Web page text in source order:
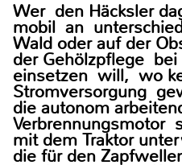
Wer den Häcksler
mobil an
Wald oder auf der
der Gehölzpflege
einsetzen will, wo
Stromversorgung
die autonom
Verbrennungsmotor
mit dem Traktor
die für den